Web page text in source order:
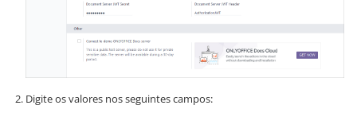
Digite os valores nos seguintes campos: